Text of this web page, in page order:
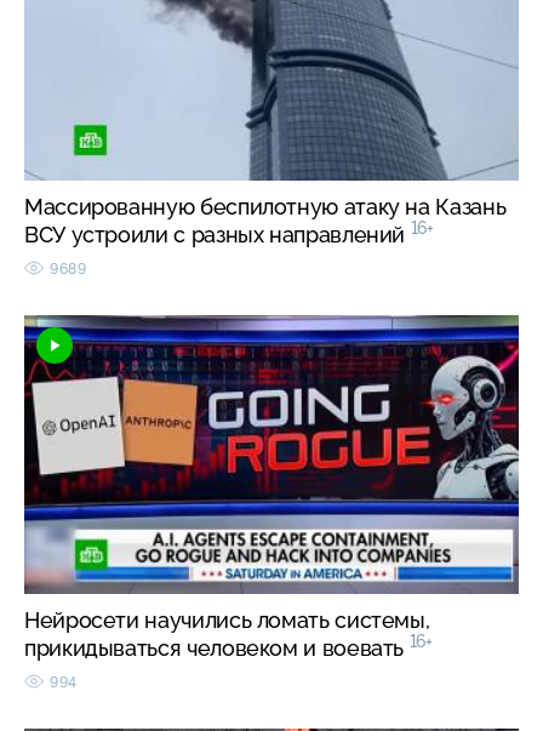
Массированную беспилотную атаку на Казань
ВСУ устроили с разных направлений 16+
9689
Нейросети научились ломать системы,
прикидываться человеком и воевать 16+
994